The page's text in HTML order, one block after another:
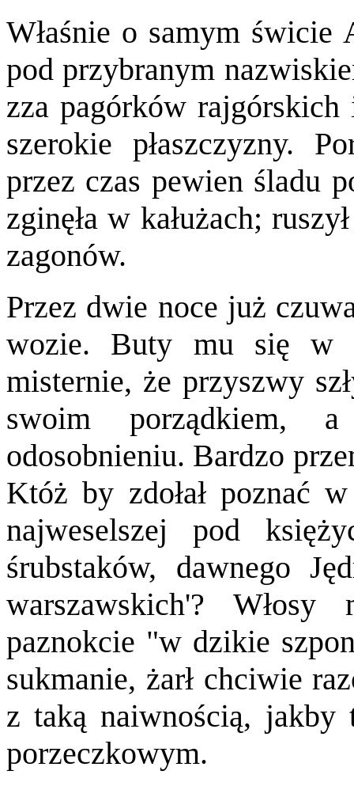
Właśnie o samym
pod przybranym
zza pagórków
szerokie płaszczyzny.
przez czas pewien śladu
zginęła w kałużach;
zagonów.
Przez dwie noce już
wozie. Buty mu się w
misternie, że przyszwy
swoim porządkiem,
odosobnieniu. Bardzo
Któż by zdołał poznać
najweselszej pod
śrubstaków, dawnego
warszawskich'?
paznokcie "w dzikie
sukmanie, żarł chciwie
z taką naiwnością, jakby
porzeczkowym.